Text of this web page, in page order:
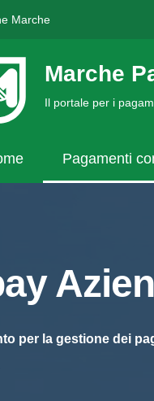
Marche
Marche
Il portale per i
Pagamenti
per la gestione dei